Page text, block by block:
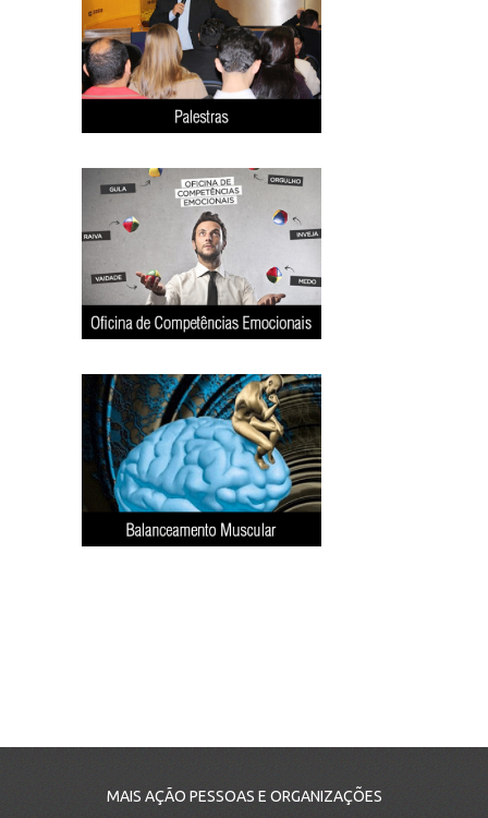
MAIS AÇÃO PESSOAS E ORGANIZAÇÕES